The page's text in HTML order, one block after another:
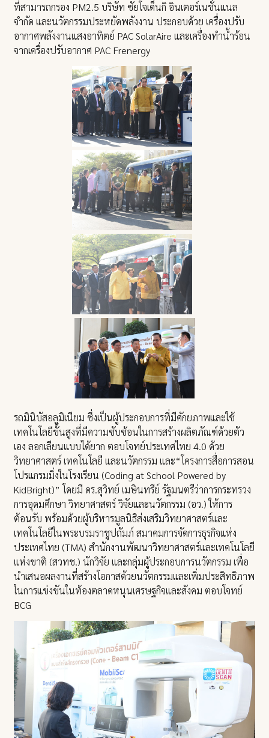
ที่สามารถกรอง PM2.5 บริษัท ซัยโจเด็นกิ อินเตอร์เนชั่นแนล
จำกัด และนวัตกรรมประหยัดพลังงาน ประกอบด้วย เครื่องปรับ
อากาศพลังงานแสงอาทิตย์ PAC SolarAire และเครื่องทำน้ำร้อน
จากเครื่องปรับอากาศ PAC Frenergy
รถมินิบัสอลูมิเนียม ซึ่งเป็นผู้ประกอบการที่มีศักยภาพและใช้
เทคโนโลยีขั้นสูงที่มีความซับซ้อนในการสร้างผลิตภัณฑ์ด้วยตัว
เอง ลอกเลียนแบบได้ยาก ตอบโจทย์ประเทศไทย 4.0 ด้วย
วิทยาศาสตร์ เทคโนโลยี และนวัตกรรม และ“โครงการสื่อการสอน
โปรแกรมมิ่งในโรงเรียน (Coding at School Powered by
KidBright)” โดยมี ดร.สุวิทย์ เมษินทรีย์ รัฐมนตรีว่าการกระทรวง
การอุดมศึกษา วิทยาศาสตร์ วิจัยและนวัตกรรม (อว.) ให้การ
ต้อนรับ พร้อมด้วยผู้บริหารมูลนิธิส่งเสริมวิทยาศาสตร์และ
เทคโนโลยีในพระบรมราชูปถัมภ์ สมาคมการจัดการธุรกิจแห่ง
ประเทศไทย (TMA) สำนักงานพัฒนาวิทยาศาสตร์และเทคโนโลยี
แห่งขาติ (สวทช.) นักวิจัย และกลุ่มผู้ประกอบการนวัตกรรม เพื่อ
นำเสนอผลงานที่สร้างโอกาสด้วยนวัตกรรมและเพิ่มประสิทธิภาพ
ในการแข่งขันในท้องตลาดหนุนเศรษฐกิจและสังคม ตอบโจทย์
BCG